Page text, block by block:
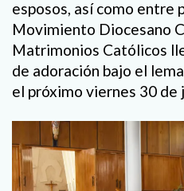
esposos, así como entre
Movimiento Diocesano
Matrimonios Católicos
de adoración bajo el
el próximo viernes 30 de